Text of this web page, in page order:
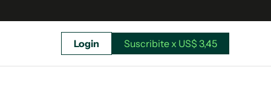
Login Suscribite x US$ 3,45